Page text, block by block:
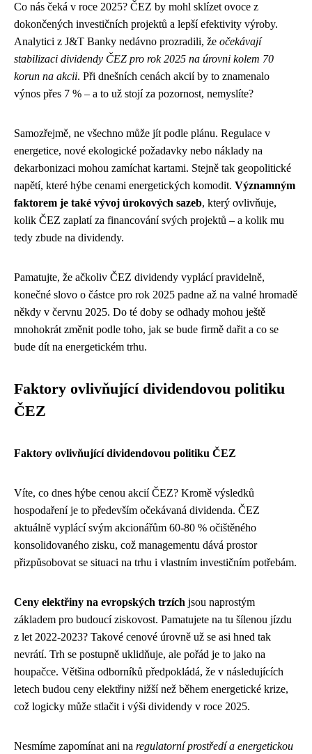
Co nás čeká v roce 2025? ČEZ by mohl sklízet ovoce z
dokončených investičních projektů a lepší efektivity výroby.
Analytici z J&T Banky nedávno prozradili, že očekávají
stabilizaci dividendy ČEZ pro rok 2025 na úrovni kolem 70
korun na akcii. Při dnešních cenách akcií by to znamenalo
výnos přes 7 % – a to už stojí za pozornost, nemyslíte?
Samozřejmě, ne všechno může jít podle plánu. Regulace v
energetice, nové ekologické požadavky nebo náklady na
dekarbonizaci mohou zamíchat kartami. Stejně tak geopolitické
napětí, které hýbe cenami energetických komodit. Významným
faktorem je také vývoj úrokových sazeb, který ovlivňuje,
kolik ČEZ zaplatí za financování svých projektů – a kolik mu
tedy zbude na dividendy.
Pamatujte, že ačkoliv ČEZ dividendy vyplácí pravidelně,
konečné slovo o částce pro rok 2025 padne až na valné hromadě
někdy v červnu 2025. Do té doby se odhady mohou ještě
mnohokrát změnit podle toho, jak se bude firmě dařit a co se
bude dít na energetickém trhu.
Faktory ovlivňující dividendovou politiku
ČEZ
Faktory ovlivňující dividendovou politiku ČEZ
Víte, co dnes hýbe cenou akcií ČEZ? Kromě výsledků
hospodaření je to především očekávaná dividenda. ČEZ
aktuálně vyplácí svým akcionářům 60-80 % očištěného
konsolidovaného zisku, což managementu dává prostor
přizpůsobovat se situaci na trhu i vlastním investičním potřebám.
Ceny elektřiny na evropských trzích jsou naprostým
základem pro budoucí ziskovost. Pamatujete na tu šílenou jízdu
z let 2022-2023? Takové cenové úrovně už se asi hned tak
nevrátí. Trh se postupně uklidňuje, ale pořád je to jako na
houpačce. Většina odborníků předpokládá, že v následujících
letech budou ceny elektřiny nižší než během energetické krize,
což logicky může stlačit i výši dividendy v roce 2025.
Nesmíme zapomínat ani na regulatorní prostředí a energetickou